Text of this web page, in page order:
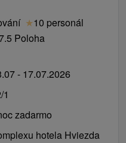
★10 personál
Poloha
- 17.07.2026
1
zadarmo
hotela Hviezda